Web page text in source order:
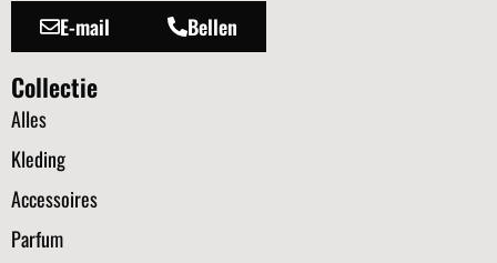
E-mail Bellen
Collectie
Alles
Kleding
Accessoires
Parfum